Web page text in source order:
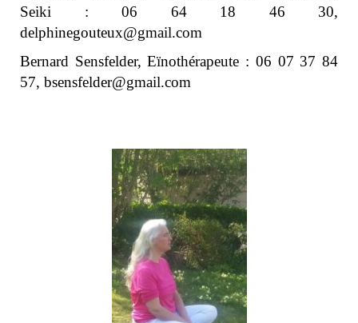
Seiki : 06 64 18 46 30,
delphinegouteux@gmail.com
Bernard Sensfelder, Eïnothérapeute : 06 07 37 84
57, bsensfelder@gmail.com